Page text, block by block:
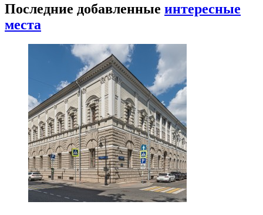
Последние добавленные интересные
места